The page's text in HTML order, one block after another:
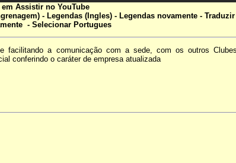
Assistir no YouTube
- Legendas (Ingles) - Legendas novamente - Traduzir
- Selecionar Portugues
facilitando a comunicação com a sede, com os outros
conferindo o caráter de empresa atualizada